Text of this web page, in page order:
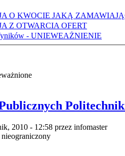
O KWOCIE JAKĄ
Z OTWARCIA OFERT
- UNIEWEAŻNIENIE
2010 - 12:58 przez infomaster
nieograniczony